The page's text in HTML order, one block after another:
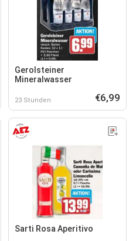
Gerolsteiner
Mineralwasser
23 Stunden €6,99
Sarti Rosa Aperitivo